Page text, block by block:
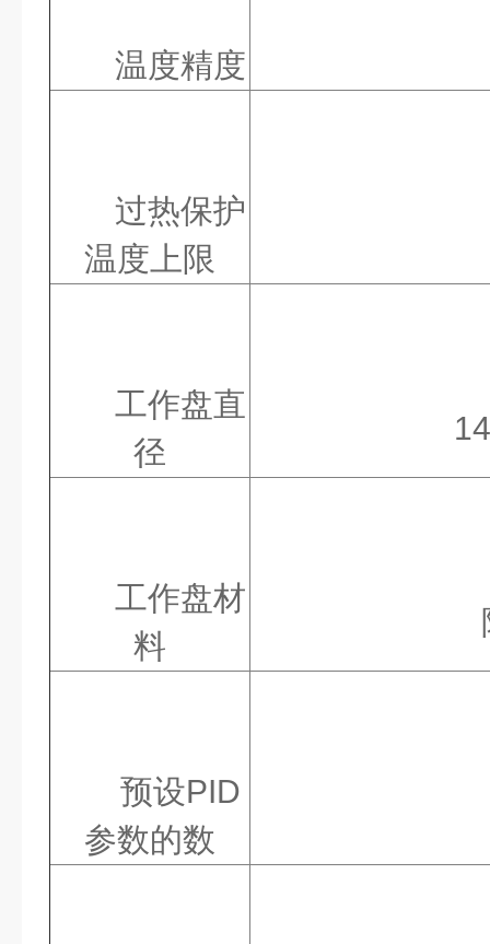
温度精度
过热保护
温度上限
工作盘直
径
工作盘材
料
预设PID
参数的数